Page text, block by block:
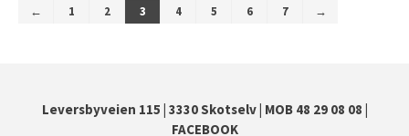
← 1 2 3 4 5 6 7 →
Leversbyveien 115 | 3330 Skotselv| MOB 48 29 08 08 |
FACEBOOK